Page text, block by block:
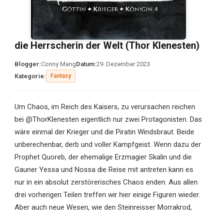
die Herrscherin der Welt (Thor Klenesten)
Blogger:Conny MangDatum:29. Dezember 2023
Kategorie:
Fantasy
Um Chaos, im Reich des Kaisers, zu verursachen reichen
bei @ThorKlenesten eigentlich nur zwei Protagonisten. Das
wäre einmal der Krieger und die Piratin Windsbraut. Beide
unberechenbar, derb und voller Kampfgeist. Wenn dazu der
Prophet Quoreb, der ehemalige Erzmagier Skalin und die
Gauner Yessa und Nossa die Reise mit antreten kann es
nur in ein absolut zerstörerisches Chaos enden. Aus allen
drei vorherigen Teilen treffen wir hier einige Figuren wieder.
Aber auch neue Wesen, wie den Steinreisser Morrakrod,